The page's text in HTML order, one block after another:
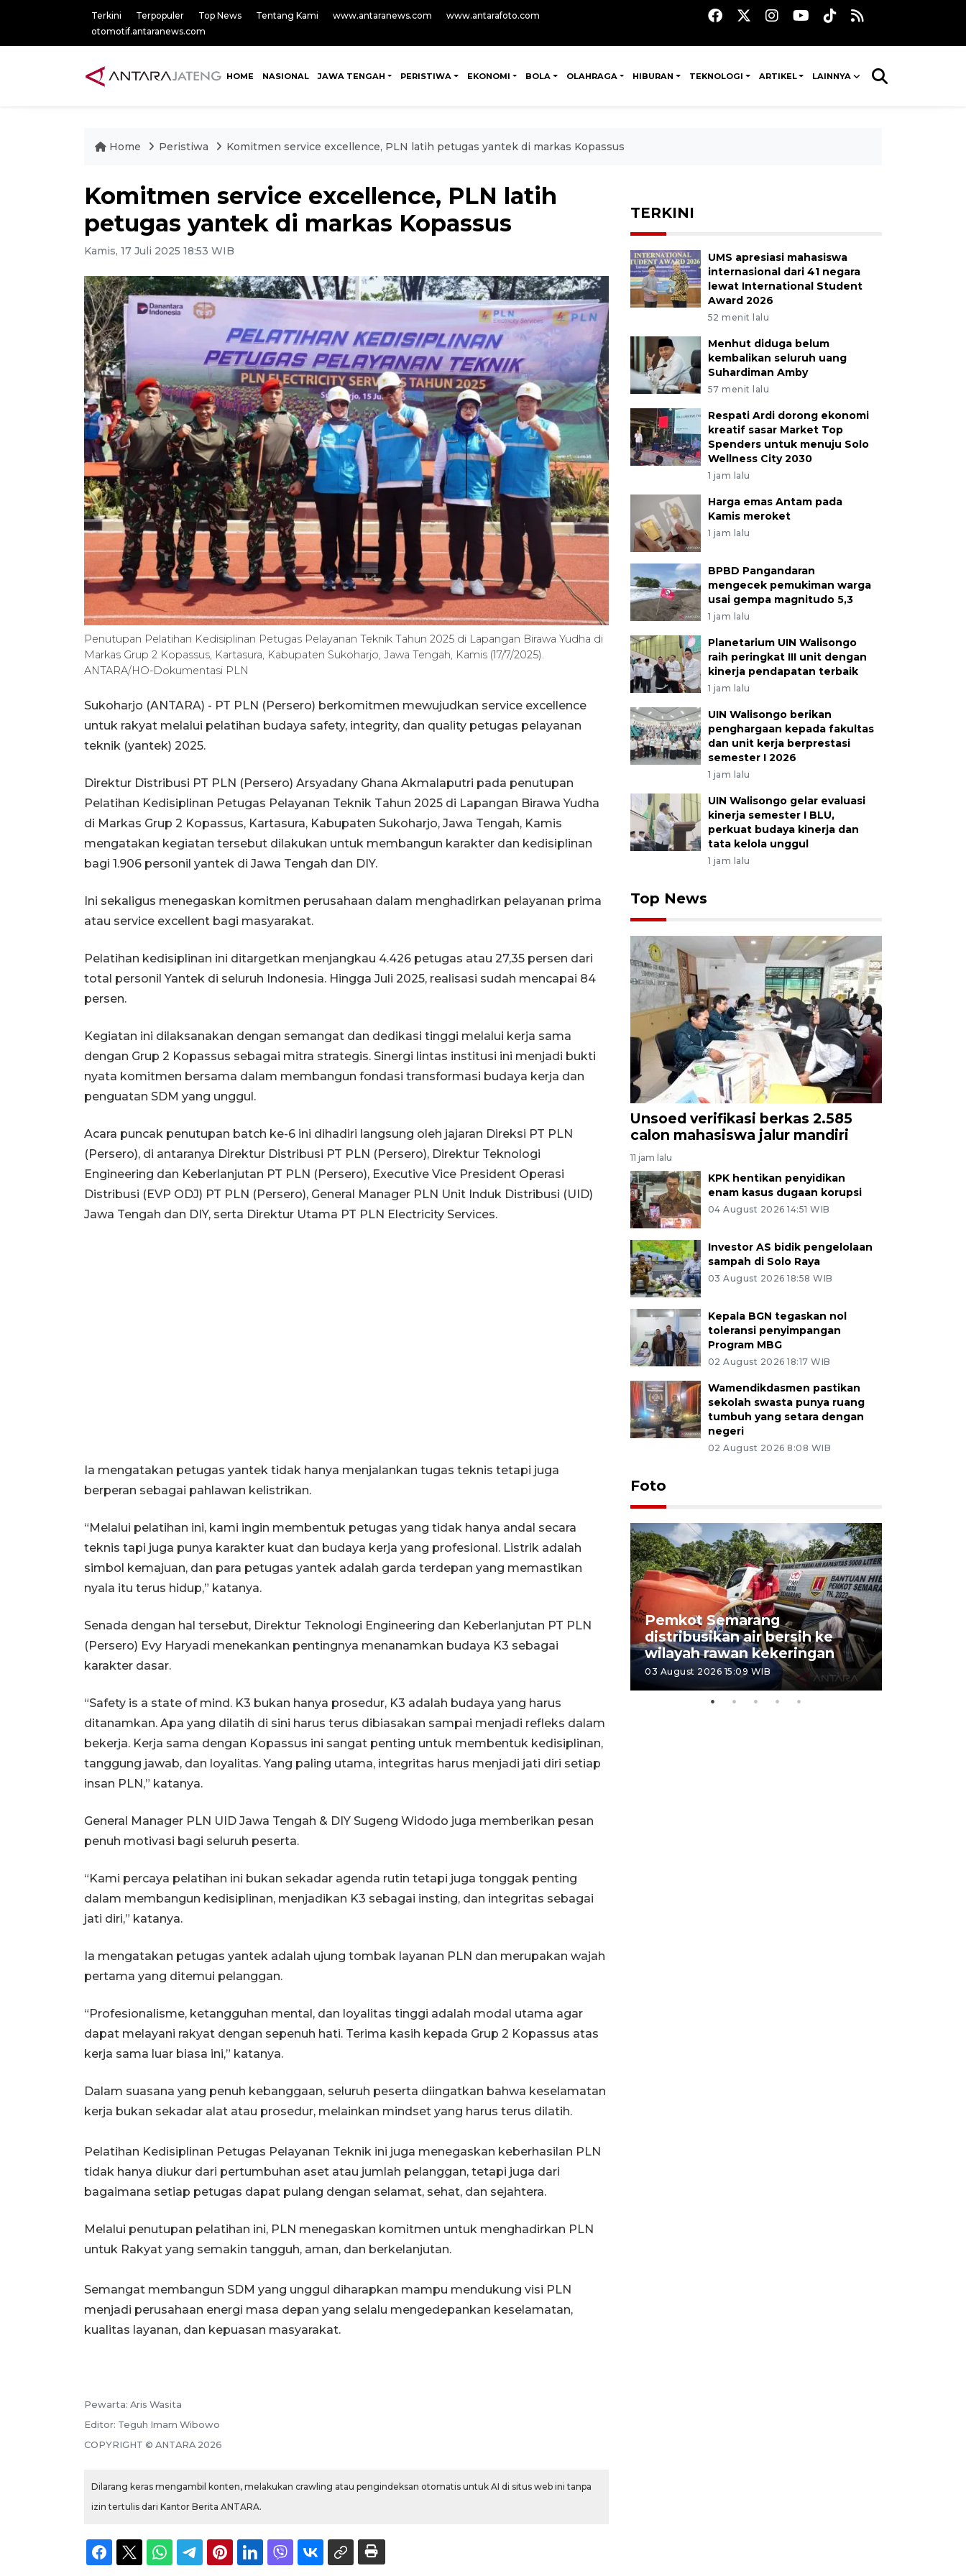
Terkini Terpopuler Top News Tentang Kami www.antaranews.com
www.antarafoto.com
otomotif.antaranews.com
HOME NASIONAL JAWA TENGAH PERISTIWA EKONOMI BOLA OLAHRAGA HIBURAN TEKNOLOGI ARTIKEL LAINNYA
Home Peristiwa Komitmen service excellence, PLN latih petugas yantek di markas Kopassus
Komitmen service excellence, PLN latih
petugas yantek di markas Kopassus
Kamis, 17 Juli 2025 18:53 WIB
Penutupan Pelatihan Kedisiplinan Petugas Pelayanan Teknik Tahun 2025 di Lapangan Birawa Yudha di
Markas Grup 2 Kopassus, Kartasura, Kabupaten Sukoharjo, Jawa Tengah, Kamis (17/7/2025).
ANTARA/HO-Dokumentasi PLN
Sukoharjo (ANTARA) - PT PLN (Persero) berkomitmen mewujudkan service excellence
untuk rakyat melalui pelatihan budaya safety, integrity, dan quality petugas pelayanan
teknik (yantek) 2025.
Direktur Distribusi PT PLN (Persero) Arsyadany Ghana Akmalaputri pada penutupan
Pelatihan Kedisiplinan Petugas Pelayanan Teknik Tahun 2025 di Lapangan Birawa Yudha
di Markas Grup 2 Kopassus, Kartasura, Kabupaten Sukoharjo, Jawa Tengah, Kamis
mengatakan kegiatan tersebut dilakukan untuk membangun karakter dan kedisiplinan
bagi 1.906 personil yantek di Jawa Tengah dan DIY.
Ini sekaligus menegaskan komitmen perusahaan dalam menghadirkan pelayanan prima
atau service excellent bagi masyarakat.
Pelatihan kedisiplinan ini ditargetkan menjangkau 4.426 petugas atau 27,35 persen dari
total personil Yantek di seluruh Indonesia. Hingga Juli 2025, realisasi sudah mencapai 84
persen.
Kegiatan ini dilaksanakan dengan semangat dan dedikasi tinggi melalui kerja sama
dengan Grup 2 Kopassus sebagai mitra strategis. Sinergi lintas institusi ini menjadi bukti
nyata komitmen bersama dalam membangun fondasi transformasi budaya kerja dan
penguatan SDM yang unggul.
Acara puncak penutupan batch ke-6 ini dihadiri langsung oleh jajaran Direksi PT PLN
(Persero), di antaranya Direktur Distribusi PT PLN (Persero), Direktur Teknologi
Engineering dan Keberlanjutan PT PLN (Persero), Executive Vice President Operasi
Distribusi (EVP ODJ) PT PLN (Persero), General Manager PLN Unit Induk Distribusi (UID)
Jawa Tengah dan DIY, serta Direktur Utama PT PLN Electricity Services.
Ia mengatakan petugas yantek tidak hanya menjalankan tugas teknis tetapi juga
berperan sebagai pahlawan kelistrikan.
“Melalui pelatihan ini, kami ingin membentuk petugas yang tidak hanya andal secara
teknis tapi juga punya karakter kuat dan budaya kerja yang profesional. Listrik adalah
simbol kemajuan, dan para petugas yantek adalah garda terdepan yang memastikan
nyala itu terus hidup,” katanya.
Senada dengan hal tersebut, Direktur Teknologi Engineering dan Keberlanjutan PT PLN
(Persero) Evy Haryadi menekankan pentingnya menanamkan budaya K3 sebagai
karakter dasar.
“Safety is a state of mind. K3 bukan hanya prosedur, K3 adalah budaya yang harus
ditanamkan. Apa yang dilatih di sini harus terus dibiasakan sampai menjadi refleks dalam
bekerja. Kerja sama dengan Kopassus ini sangat penting untuk membentuk kedisiplinan,
tanggung jawab, dan loyalitas. Yang paling utama, integritas harus menjadi jati diri setiap
insan PLN,” katanya.
General Manager PLN UID Jawa Tengah & DIY Sugeng Widodo juga memberikan pesan
penuh motivasi bagi seluruh peserta.
“Kami percaya pelatihan ini bukan sekadar agenda rutin tetapi juga tonggak penting
dalam membangun kedisiplinan, menjadikan K3 sebagai insting, dan integritas sebagai
jati diri,” katanya.
Ia mengatakan petugas yantek adalah ujung tombak layanan PLN dan merupakan wajah
pertama yang ditemui pelanggan.
“Profesionalisme, ketangguhan mental, dan loyalitas tinggi adalah modal utama agar
dapat melayani rakyat dengan sepenuh hati. Terima kasih kepada Grup 2 Kopassus atas
kerja sama luar biasa ini,” katanya.
Dalam suasana yang penuh kebanggaan, seluruh peserta diingatkan bahwa keselamatan
kerja bukan sekadar alat atau prosedur, melainkan mindset yang harus terus dilatih.
Pelatihan Kedisiplinan Petugas Pelayanan Teknik ini juga menegaskan keberhasilan PLN
tidak hanya diukur dari pertumbuhan aset atau jumlah pelanggan, tetapi juga dari
bagaimana setiap petugas dapat pulang dengan selamat, sehat, dan sejahtera.
Melalui penutupan pelatihan ini, PLN menegaskan komitmen untuk menghadirkan PLN
untuk Rakyat yang semakin tangguh, aman, dan berkelanjutan.
Semangat membangun SDM yang unggul diharapkan mampu mendukung visi PLN
menjadi perusahaan energi masa depan yang selalu mengedepankan keselamatan,
kualitas layanan, dan kepuasan masyarakat.
Pewarta: Aris Wasita
Editor: Teguh Imam Wibowo
COPYRIGHT © ANTARA 2026
Dilarang keras mengambil konten, melakukan crawling atau pengindeksan otomatis untuk AI di situs web ini tanpa
izin tertulis dari Kantor Berita ANTARA.
TERKINI
UMS apresiasi mahasiswa
internasional dari 41 negara
lewat International Student
Award 2026
52 menit lalu
Menhut diduga belum
kembalikan seluruh uang
Suhardiman Amby
57 menit lalu
Respati Ardi dorong ekonomi
kreatif sasar Market Top
Spenders untuk menuju Solo
Wellness City 2030
1 jam lalu
Harga emas Antam pada
Kamis meroket
1 jam lalu
BPBD Pangandaran
mengecek pemukiman warga
usai gempa magnitudo 5,3
1 jam lalu
Planetarium UIN Walisongo
raih peringkat III unit dengan
kinerja pendapatan terbaik
1 jam lalu
UIN Walisongo berikan
penghargaan kepada fakultas
dan unit kerja berprestasi
semester I 2026
1 jam lalu
UIN Walisongo gelar evaluasi
kinerja semester I BLU,
perkuat budaya kinerja dan
tata kelola unggul
1 jam lalu
Top News
Unsoed verifikasi berkas 2.585
calon mahasiswa jalur mandiri
11 jam lalu
KPK hentikan penyidikan
enam kasus dugaan korupsi
04 August 2026 14:51 WIB
Investor AS bidik pengelolaan
sampah di Solo Raya
03 August 2026 18:58 WIB
Kepala BGN tegaskan nol
toleransi penyimpangan
Program MBG
02 August 2026 18:17 WIB
Wamendikdasmen pastikan
sekolah swasta punya ruang
tumbuh yang setara dengan
negeri
02 August 2026 8:08 WIB
Foto
Kemarau memuncak, air
Waduk Delingan Karanganyar
menyusut
Pemkot Semarang
distribusikan air bersih ke
wilayah rawan kekeringan
03 August 2026 15:09 WIB